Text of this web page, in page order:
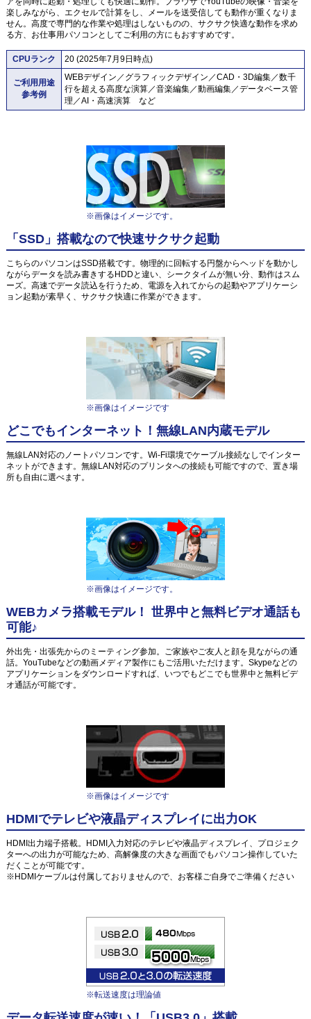
楽しみながら、エクセルで計算をし、メールを送受信しても動作が重くなりま
せん。高度で専門的な作業や処理はしないものの、サクサク快適な動作を求め
る方、お仕事用パソコンとしてご利用の方にもおすすめです。
CPUランク 20 (2025年7月9日時点)
ご利用用途
参考例
WEBデザイン／グラフィックデザイン／CAD・3D編集／数千
行を超える高度な演算／音楽編集／動画編集／データベース管
理／AI・高速演算 など
※画像はイメージです。
「SSD」搭載なので快速サクサク起動
こちらのパソコンはSSD搭載です。物理的に回転する円盤からヘッドを動かし
ながらデータを読み書きするHDDと違い、シークタイムが無い分、動作はスム
ーズ。高速でデータ読込を行うため、電源を入れてからの起動やアプリケーシ
ョン起動が素早く、サクサク快適に作業ができます。
※画像はイメージです
どこでもインターネット！無線LAN内蔵モデル
無線LAN対応のノートパソコンです。Wi-Fi環境でケーブル接続なしでインター
ネットができます。無線LAN対応のプリンタへの接続も可能ですので、置き場
所も自由に選べます。
※画像はイメージです。
WEBカメラ搭載モデル！ 世界中と無料ビデオ通話も
可能♪
外出先・出張先からのミーティング参加。ご家族やご友人と顔を見ながらの通
話。YouTubeなどの動画メディア製作にもご活用いただけます。Skypeなどの
アプリケーションをダウンロードすれば、いつでもどこでも世界中と無料ビデ
オ通話が可能です。
※画像はイメージです
HDMIでテレビや液晶ディスプレイに出力OK
HDMI出力端子搭載。HDMI入力対応のテレビや液晶ディスプレイ、プロジェク
ターへの出力が可能なため、高解像度の大きな画面でもパソコン操作していた
だくことが可能です。
※HDMIケーブルは付属しておりませんので、お客様ご自身でご準備ください
※転送速度は理論値